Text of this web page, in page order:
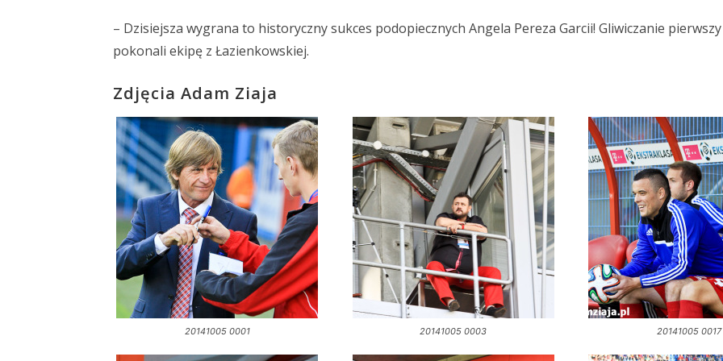
– Dzisiejsza wygrana to historyczny sukces podopiecznych Angela Pereza Garcii! Gliwiczanie
pokonali ekipę z Łazienkowskiej.
Zdjęcia Adam Ziaja
20141005 0001 20141005 0003 20141005 0017